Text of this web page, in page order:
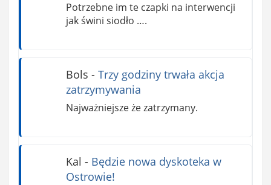
Potrzebne im te czapki na interwencji
jak świni siodło ….
Bols - Trzy godziny trwała akcja
zatrzymywania
Najważniejsze że zatrzymany.
Kal - Będzie nowa dyskoteka w
Ostrowie!